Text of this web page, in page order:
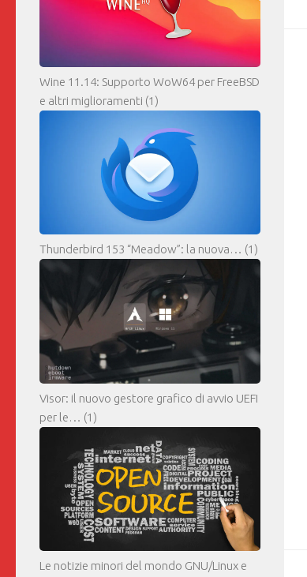
Wine 11.14: Supporto WoW64 per FreeBSD
e altri miglioramenti (1)
Thunderbird 153 “Meadow”: la nuova… (1)
Visor: il nuovo gestore grafico di avvio UEFI
per le… (1)
Le notizie minori del mondo GNU/Linux e